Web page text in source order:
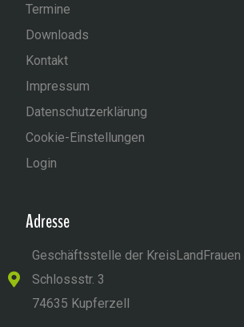
Termine
Downloads
Kontakt
Impressum
Datenschutzerklärung
Cookie-Einstellungen
Login
Adresse
Geschäftsstelle der KreisLandFrauen
Schlossstr. 3
74635 Kupferzell